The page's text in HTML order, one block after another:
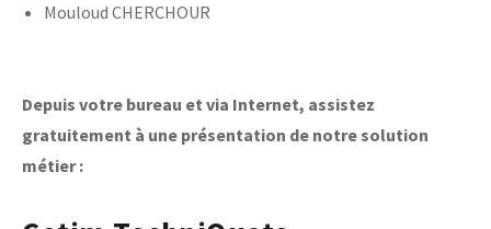
Mouloud CHERCHOUR
Depuis votre bureau et via Internet, assistez
gratuitement à une présentation de notre solution
métier :